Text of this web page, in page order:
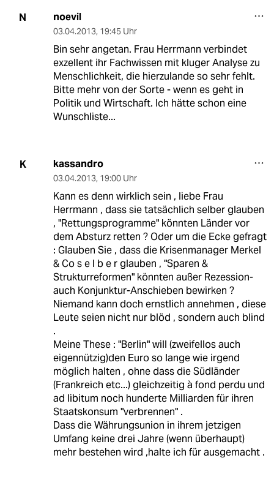
N noevil
03.04.2013, 19:45 Uhr
Bin sehr angetan. Frau Herrmann verbindet
exzellent ihr Fachwissen mit kluger Analyse zu
Menschlichkeit, die hierzulande so sehr fehlt.
Bitte mehr von der Sorte - wenn es geht in
Politik und Wirtschaft. Ich hätte schon eine
Wunschliste...
K kassandro
03.04.2013, 19:00 Uhr
Kann es denn wirklich sein , liebe Frau
Herrmann , dass sie tatsächlich selber glauben
, "Rettungsprogramme" könnten Länder vor
dem Absturz retten ? Oder um die Ecke gefragt
: Glauben Sie , dass die Krisenmanager Merkel
& Co s e l b e r glauben , "Sparen &
Strukturreformen" könnten außer Rezession-
auch Konjunktur-Anschieben bewirken ?
Niemand kann doch ernstlich annehmen , diese
Leute seien nicht nur blöd , sondern auch blind
.
Meine These : "Berlin" will (zweifellos auch
eigennützig)den Euro so lange wie irgend
möglich halten , ohne dass die Südländer
(Frankreich etc...) gleichzeitig à fond perdu und
ad libitum noch hunderte Milliarden für ihren
Staatskonsum "verbrennen" .
Dass die Währungsunion in ihrem jetzigen
Umfang keine drei Jahre (wenn überhaupt)
mehr bestehen wird ,halte ich für ausgemacht .